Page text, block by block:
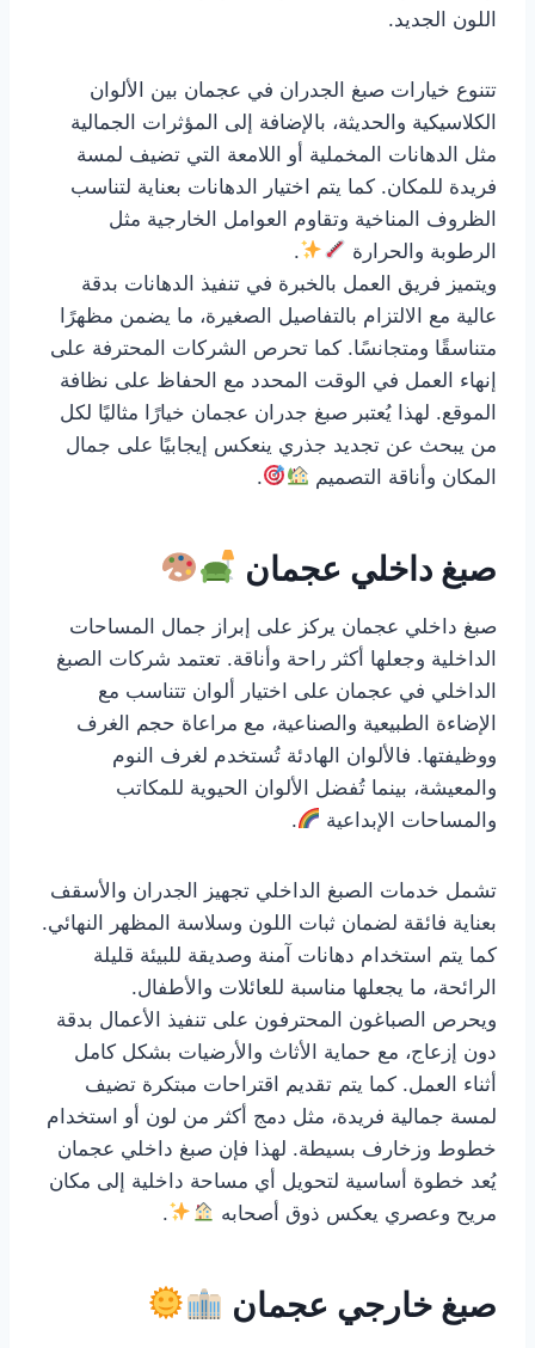
اللون الجديد.
تتنوع خيارات صبغ الجدران في عجمان بين الألوان
الكلاسيكية والحديثة، بالإضافة إلى المؤثرات الجمالية
مثل الدهانات المخملية أو اللامعة التي تضيف لمسة
فريدة للمكان. كما يتم اختيار الدهانات بعناية لتناسب
الظروف المناخية وتقاوم العوامل الخارجية مثل
الرطوبة والحرارة
.
ويتميز فريق العمل بالخبرة في تنفيذ الدهانات بدقة
عالية مع الالتزام بالتفاصيل الصغيرة، ما يضمن مظهرًا
متناسقًا ومتجانسًا. كما تحرص الشركات المحترفة على
إنهاء العمل في الوقت المحدد مع الحفاظ على نظافة
الموقع. لهذا يُعتبر صبغ جدران عجمان خيارًا مثاليًا لكل
من يبحث عن تجديد جذري ينعكس إيجابيًا على جمال
المكان وأناقة التصميم
.
صبغ داخلي عجمان
صبغ داخلي عجمان يركز على إبراز جمال المساحات
الداخلية وجعلها أكثر راحة وأناقة. تعتمد شركات الصبغ
الداخلي في عجمان على اختيار ألوان تتناسب مع
الإضاءة الطبيعية والصناعية، مع مراعاة حجم الغرف
ووظيفتها. فالألوان الهادئة تُستخدم لغرف النوم
والمعيشة، بينما تُفضل الألوان الحيوية للمكاتب
والمساحات الإبداعية
.
تشمل خدمات الصبغ الداخلي تجهيز الجدران والأسقف
بعناية فائقة لضمان ثبات اللون وسلاسة المظهر النهائي.
كما يتم استخدام دهانات آمنة وصديقة للبيئة قليلة
الرائحة، ما يجعلها مناسبة للعائلات والأطفال.
ويحرص الصباغون المحترفون على تنفيذ الأعمال بدقة
دون إزعاج، مع حماية الأثاث والأرضيات بشكل كامل
أثناء العمل. كما يتم تقديم اقتراحات مبتكرة تضيف
لمسة جمالية فريدة، مثل دمج أكثر من لون أو استخدام
خطوط وزخارف بسيطة. لهذا فإن صبغ داخلي عجمان
يُعد خطوة أساسية لتحويل أي مساحة داخلية إلى مكان
مريح وعصري يعكس ذوق أصحابه
.
صبغ خارجي عجمان